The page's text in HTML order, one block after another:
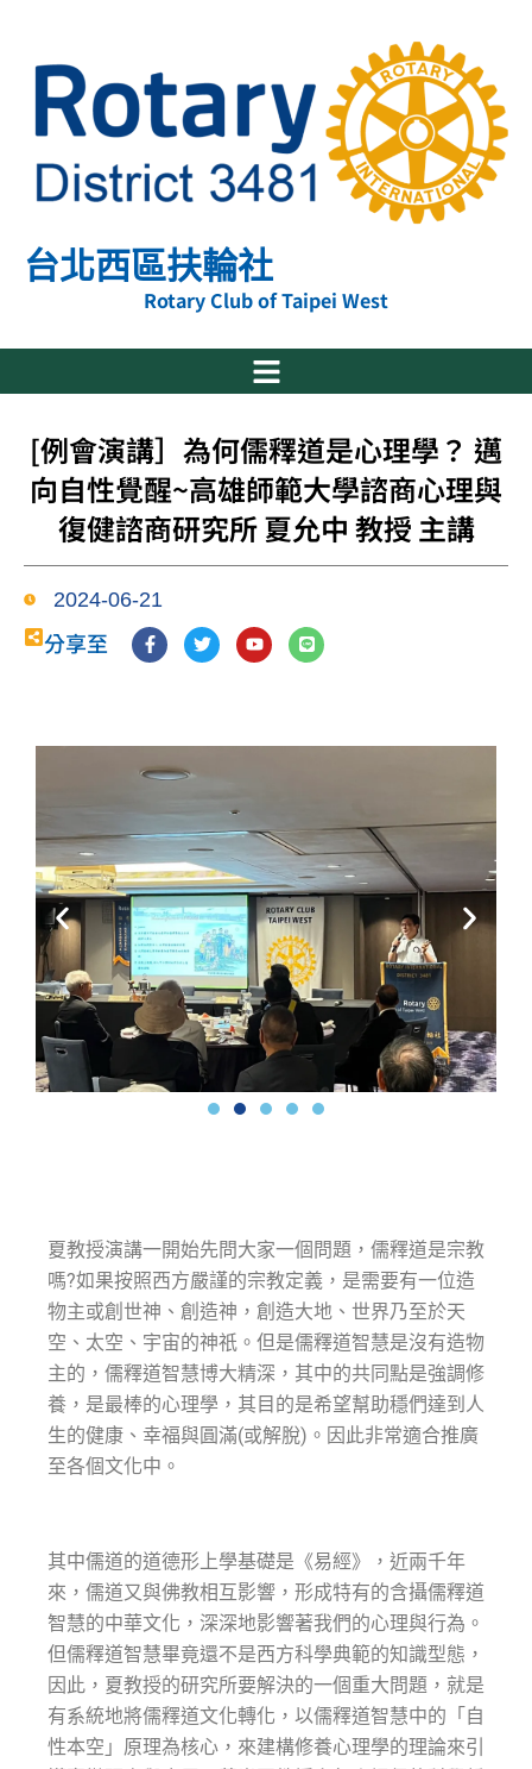
台北西區扶輪社
Rotary Club of Taipei West
[例會演講］為何儒釋道是心理學？ 邁
向自性覺醒~高雄師範大學諮商心理與
復健諮商研究所 夏允中 教授 主講
2024-06-21
分享至 F
a
c
o
-
T
w
i
r
Y
o
u
e
L
i
n
夏教授演講一開始先問大家一個問題，儒釋道是宗教
嗎?如果按照西方嚴謹的宗教定義，是需要有一位造
物主或創世神、創造神，創造大地、世界乃至於天
空、太空、宇宙的神祇。但是儒釋道智慧是沒有造物
主的，儒釋道智慧博大精深，其中的共同點是強調修
養，是最棒的心理學，其目的是希望幫助穩們達到人
生的健康、幸福與圓滿(或解脫)。因此非常適合推廣
至各個文化中。
其中儒道的道德形上學基礎是《易經》，近兩千年
來，儒道又與佛教相互影響，形成特有的含攝儒釋道
智慧的中華文化，深深地影響著我們的心理與行為。
但儒釋道智慧畢竟還不是西方科學典範的知識型態，
因此，夏教授的研究所要解決的一個重大問題，就是
有系統地將儒釋道文化轉化，以儒釋道智慧中的「自
性本空」原理為核心，來建構修養心理學的理論來引